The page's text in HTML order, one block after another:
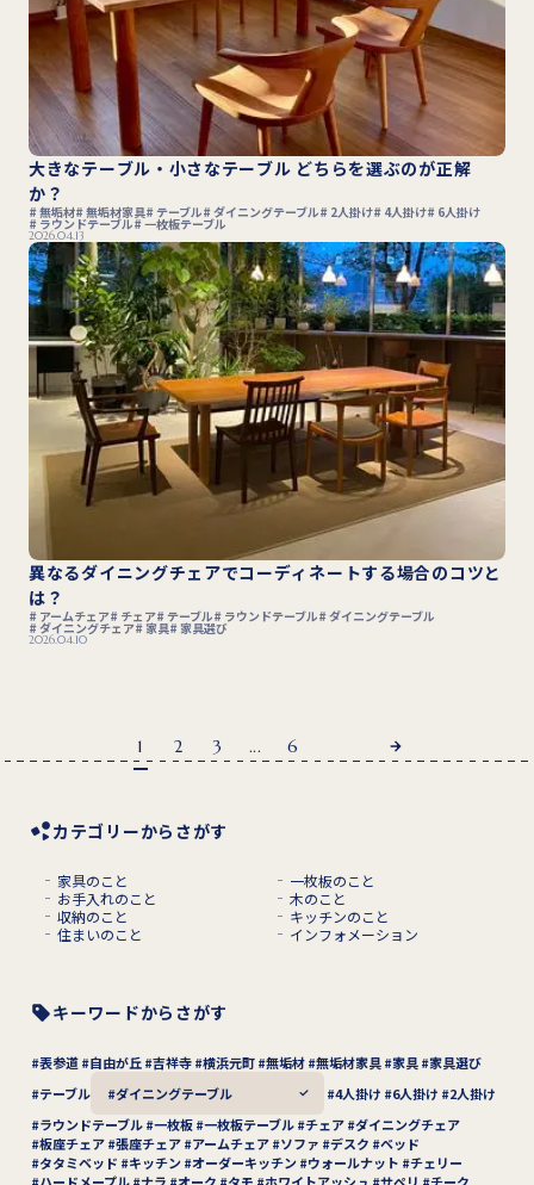
カテゴリーからさがす
家具のこと
一枚板のこと
お手入れのこと
木のこと
収納のこと
キッチンのこと
住まいのこと
インフォメーション
キーワードからさがす
表参道 自由が丘 吉祥寺 横浜元町 無垢材 無垢材家具 家具
家具選び
テーブル
ダイニングテーブル 4人掛け 6人掛け
2人掛け
ラウンドテーブル 一枚板 一枚板テーブル チェア ダイニングチェア
板座チェア 張座チェア アームチェア ソファ デスク
ベッド
タタミベッド
キッチン オーダーキッチン ウォールナット
チェリー
ハードメープル
ナラ オーク タモ ホワイトアッシュ サペリ
チーク
大きなテーブル・小さなテーブル どちらを選ぶのが正解
か？
無垢材 無垢材家具 テーブル ダイニングテーブル 2人掛け 4人掛け 6人掛け
ラウンドテーブル 一枚板テーブル
2026.04.13
異なるダイニングチェアでコーディネートする場合のコツと
は？
アームチェア チェア テーブル ラウンドテーブル ダイニングテーブル
ダイニングチェア 家具 家具選び
2026.04.10
1 2 3 ... 6